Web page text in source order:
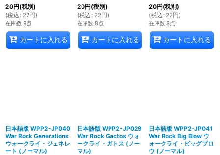
20円(税別)
(税込 : 22円)
在庫数 9点
カートに入れる
20円(税別)
(税込 : 22円)
在庫数 8点
カートに入れる
20円(税別)
(税込 : 22円)
在庫数 8点
カートに入れる
日本語版 WPP2-JP040
War Rock Generations
ウォークライ・ジェネレ
ート (ノーマル)
日本語版 WPP2-JP029
War Rock Gactos ウォ
ークライ・ガトス (ノー
マル)
日本語版 WPP2-JP041
War Rock Big Blow ウ
ォークライ・ビッグブロ
ウ (ノーマル)